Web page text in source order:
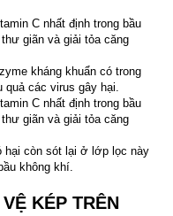
C nhất định trong bầu
giãn và giải tỏa căng
kháng khuẩn có trong
quả các virus gây hại.
C nhất định trong bầu
giãn và giải tỏa căng
hại còn sót lại ở lớp lọc này
không khí.
KÉP TRÊN